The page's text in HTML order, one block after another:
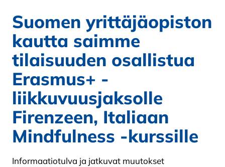
Suomen yrittäjäopiston
kautta saimme
tilaisuuden osallistua
Erasmus+ -
liikkuvuusjaksolle
Firenzeen, Italiaan
Mindfulness -kurssille
Informaatiotulva ja jatkuvat muutokset